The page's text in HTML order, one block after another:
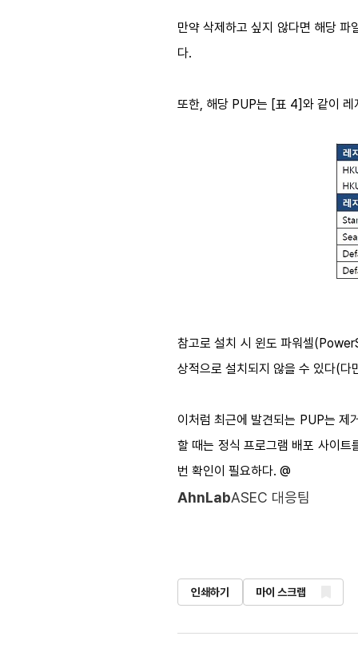
만약 삭제하고 싶지 않다면 해당
다.
또한, 해당 PUP는 [표 4]와 같이 레
참고로 설치 시 윈도 파워셀
상적으로 설치되지 않을 수 있다(
이처럼 최근에 발견되는 PUP는 제
할 때는 정식 프로그램 배포 사이트
번 확인이 필요하다. @
AhnLabASEC 대응팀
인쇄하기 마이 스크랩